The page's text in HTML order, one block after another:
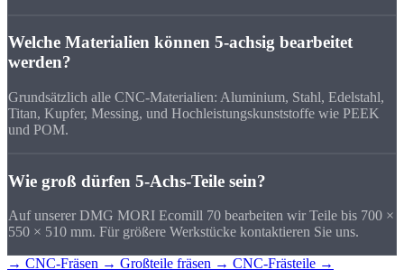
Welche Materialien können 5-achsig bearbeitet
werden?
Grundsätzlich alle CNC-Materialien: Aluminium, Stahl, Edelstahl,
Titan, Kupfer, Messing, und Hochleistungskunststoffe wie PEEK
und POM.
Wie groß dürfen 5-Achs-Teile sein?
Auf unserer DMG MORI Ecomill 70 bearbeiten wir Teile bis 700 ×
550 × 510 mm. Für größere Werkstücke kontaktieren Sie uns.
→ CNC-Fräsen → Großteile fräsen → CNC-Frästeile →